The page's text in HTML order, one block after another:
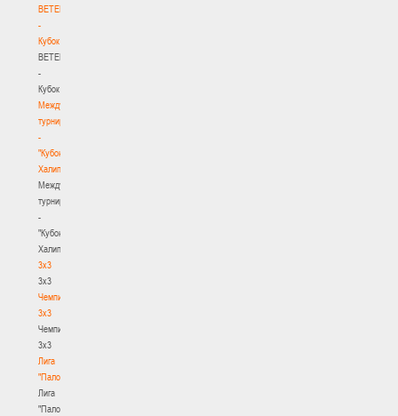
BETERA
-
Кубок
BETERA
-
Кубок
Международный
турнир
-
"Кубок
Халипского"
Международный
турнир
-
"Кубок
Халипского"
3x3
3x3
Чемпионат
3х3
Чемпионат
3х3
Лига
"Палова"
Лига
"Палова"